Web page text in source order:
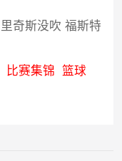
奇斯没吹 福斯特
比赛集锦 篮球